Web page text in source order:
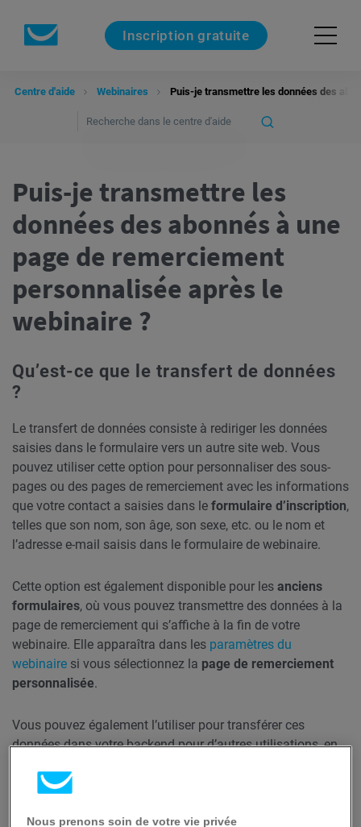
Inscription gratuite
Centre d'aide Webinaires Puis-je transmettre les données des
Puis-je transmettre les
données des abonnés à une
page de remerciement
personnalisée après le
webinaire ?
Qu’est-ce que le transfert de données
?
Le transfert de données consiste à rediriger les données
saisies dans le formulaire vers un autre site web. Vous
pouvez utiliser cette option pour personnaliser des sous-
pages ou des pages de remerciement avec les informations
que votre contact a saisies dans le formulaire d’inscription,
telles que son nom, son âge, son sexe, etc. ou le nom et
l’adresse e-mail saisis dans le formulaire de webinaire.
Cette option est également disponible pour les anciens
formulaires, où vous pouvez transmettre des données à la
page de remerciement qui s’affiche à la fin de votre
webinaire. Elle apparaîtra dans les paramètres du
webinaire si vous sélectionnez la page de remerciement
personnalisée.
Vous pouvez également l’utiliser pour transférer ces
données dans votre backend pour d’autres utilisations, en
Nous prenons soin de votre vie privée